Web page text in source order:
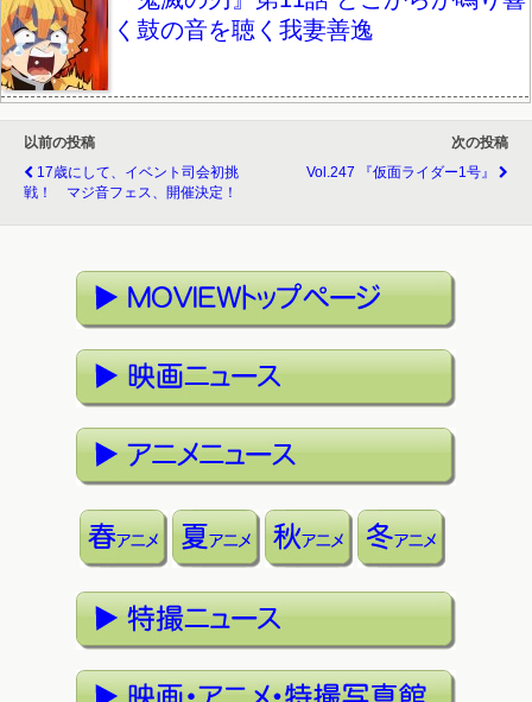
く鼓の音を聴く我妻善逸
以前の投稿
17歳にして、イベント司会初挑
戦！ マジ音フェス、開催決定！
次の投稿
Vol.247 『仮面ライダー1号』